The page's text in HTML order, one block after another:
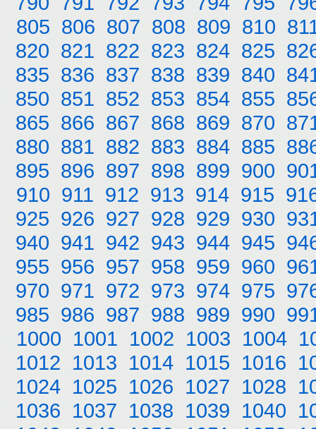
805 806 807 808 809 810
820 821 822 823 824 825
835 836 837 838 839 840
850 851 852 853 854 855
865 866 867 868 869 870
880 881 882 883 884 885
895 896 897 898 899 900
910 911 912 913 914 915
925 926 927 928 929 930
940 941 942 943 944 945
955 956 957 958 959 960
970 971 972 973 974 975
985 986 987 988 989 990
1000 1001 1002 1003 1004
1012 1013 1014 1015 1016
1024 1025 1026 1027 1028
1036 1037 1038 1039 1040